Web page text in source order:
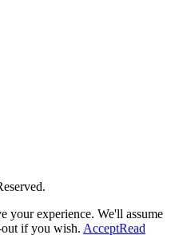
your experience. We'll assume
if you wish. AcceptRead